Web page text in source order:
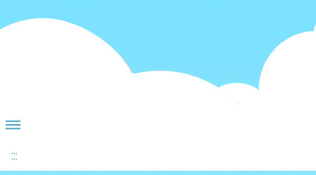
:::